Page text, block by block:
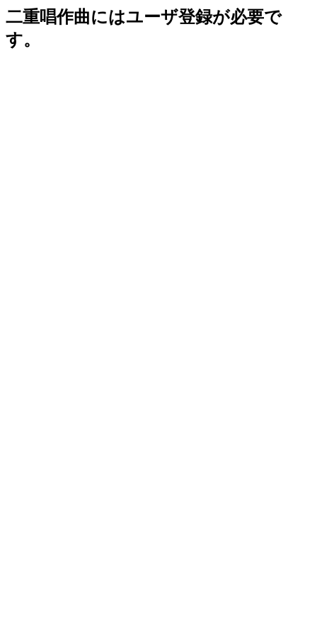
二重唱作曲にはユーザ登録が必要で
す。